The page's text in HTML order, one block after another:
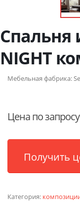
Спальня
NIGHT
Мебельная фабрика:
Цена по запросу
Получить
Категория: